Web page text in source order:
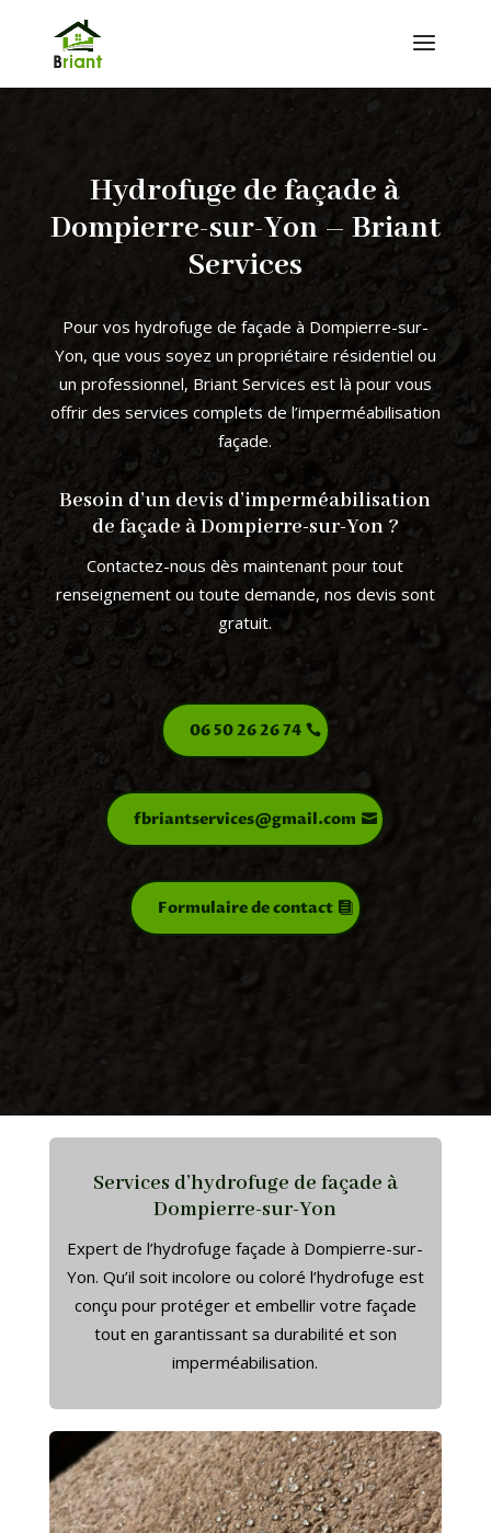
Hydrofuge de façade à
Dompierre-sur-Yon – Briant
Services
Pour vos hydrofuge de façade à Dompierre-sur-
Yon, que vous soyez un propriétaire résidentiel ou
un professionnel, Briant Services est là pour vous
offrir des services complets de l’imperméabilisation
façade.
Besoin d’un devis d’imperméabilisation
de façade à Dompierre-sur-Yon ?
Contactez-nous dès maintenant pour tout
renseignement ou toute demande, nos devis sont
gratuit.
06 50 26 26 74
fbriantservices@gmail.com
Formulaire de contact
Services d’hydrofuge de façade à
Dompierre-sur-Yon
Expert de l’hydrofuge façade à Dompierre-sur-
Yon. Qu’il soit incolore ou coloré l’hydrofuge est
conçu pour protéger et embellir votre façade
tout en garantissant sa durabilité et son
imperméabilisation.